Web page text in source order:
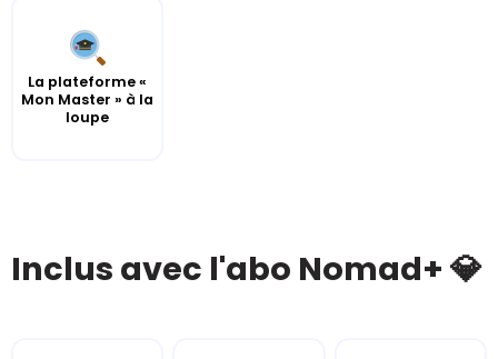
La plateforme «
Mon Master » à la
loupe
Inclus avec l'abo Nomad+ 💎